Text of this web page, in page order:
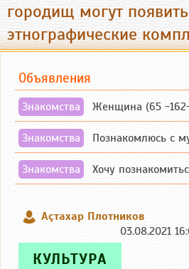
городищ могут
этнографические
Объявления
Знакомства Женщина (65 -162-63) желает
Знакомства Познакомлюсь с мужчиной любящим
Знакомства Хочу познакомиться с женщиной до 55 лет
Аçтахар Плотников
03.08.2021
КУЛЬТУРА